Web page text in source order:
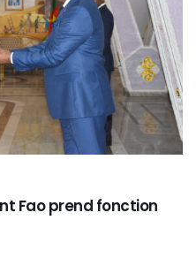
Fao prend fonction